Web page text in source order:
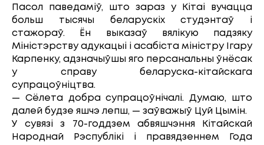
Пасол паведаміў, што зараз у Кітаі вучацца
больш тысячы беларускіх студэнтаў і
стажораў. Ён выказаў вялікую падзяку
Міністэрству адукацыі і асабіста міністру Ігару
Карпенку, адзначыўшы яго персанальны ўнёсак
у справу беларуска-кітайскага
супрацоўніцтва.
— Сёлета добра супрацоўнічалі. Думаю, што
далей будзе яшчэ лепш, — заўважыў Цуй Цымін.
У сувязі з 70-годдзем абвяшчэння Кітайскай
Народнай Рэспублікі і правядзеннем Года